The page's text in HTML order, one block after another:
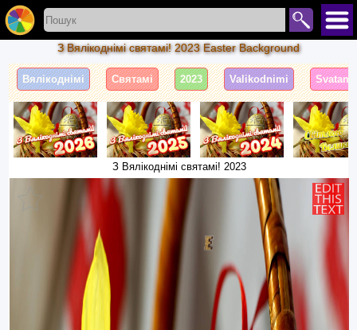
З Вялікоднімі святамі! 2023 Easter Background
Вялікоднімі Святамі 2023 Valikodnimi Svatami
З Вялікоднімі святамі! 2023